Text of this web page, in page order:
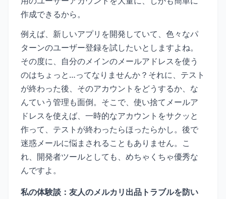
作成できるから。
例えば、新しいアプリを開発していて、色々なパ
ターンのユーザー登録を試したいとしますよね。
その度に、自分のメインのメールアドレスを使う
のはちょっと…ってなりませんか？それに、テスト
が終わった後、そのアカウントをどうするか、な
んていう管理も面倒。そこで、使い捨てメールア
ドレスを使えば、一時的なアカウントをサクッと
作って、テストが終わったらほったらかし。後で
迷惑メールに悩まされることもありません。こ
れ、開発者ツールとしても、めちゃくちゃ優秀な
んですよ。
私の体験談：友人のメルカリ出品トラブルを防い